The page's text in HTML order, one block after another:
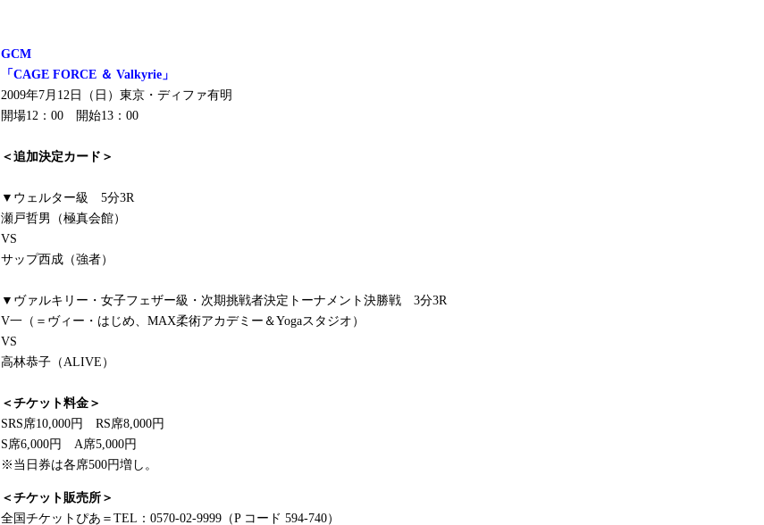
GCM
「CAGE FORCE ＆ Valkyrie」
2009年7月12日（日）東京・ディファ有明
開場12：00 開始13：00
＜追加決定カード＞
▼ウェルター級 5分3R
瀬戸哲男（極真会館）
VS
サップ西成（強者）
▼ヴァルキリー・女子フェザー級・次期挑戦者決定トーナメント決勝戦 3分3R
V一（＝ヴィー・はじめ、MAX柔術アカデミー＆Yogaスタジオ）
VS
高林恭子（ALIVE）
＜チケット料金＞
SRS席10,000円 RS席8,000円
S席6,000円 A席5,000円
※当日券は各席500円増し。
＜チケット販売所＞
全国チケットぴあ＝TEL：0570-02-9999（P コード 594-740）